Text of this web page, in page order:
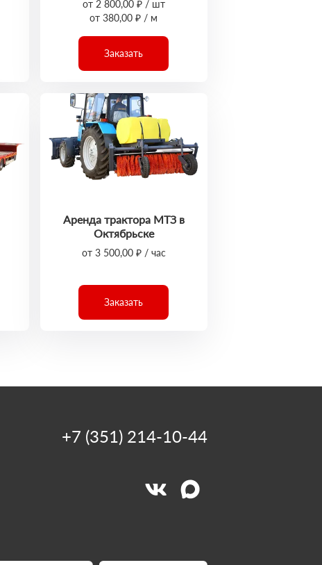
от 2 800,00 ₽ / шт
от 380,00 ₽ / м
Заказать
Аренда трактора МТЗ в
Октябрьске
от 3 500,00 ₽ / час
Заказать
+7 (351) 214-10-44